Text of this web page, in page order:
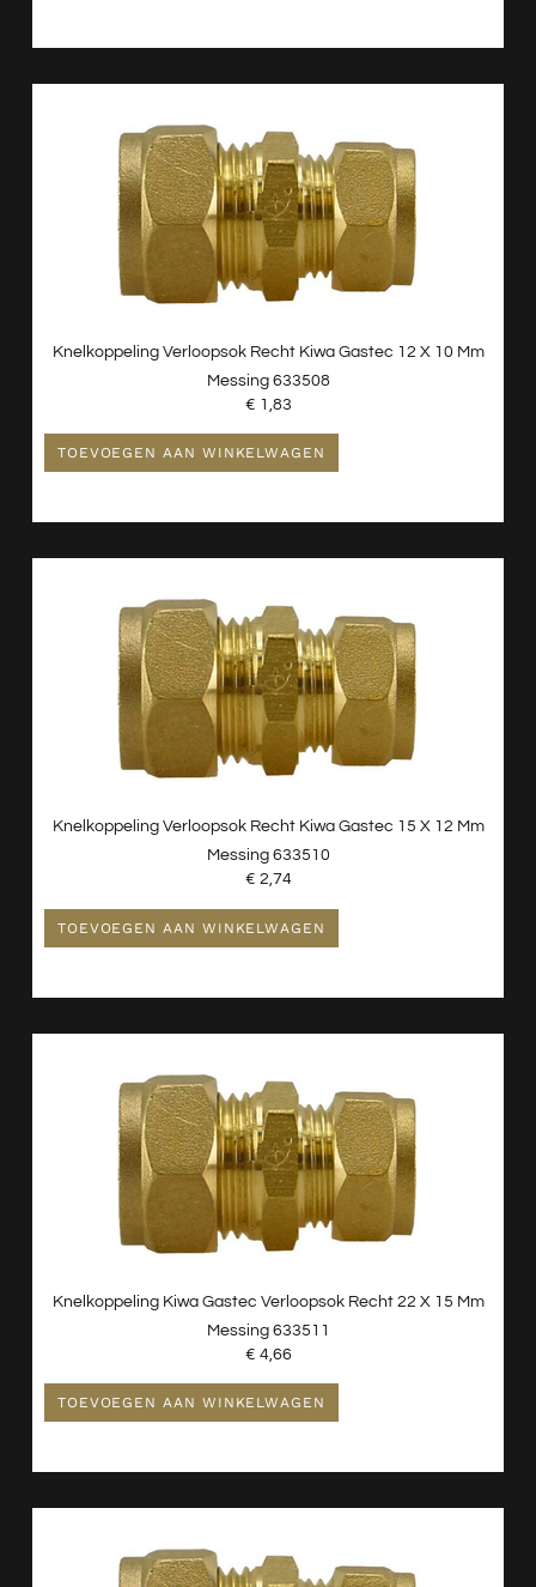
Knelkoppeling Verloopsok Recht Kiwa Gastec 12 X 10 Mm
Messing 633508
€ 1,83
TOEVOEGEN AAN WINKELWAGEN
Knelkoppeling Verloopsok Recht Kiwa Gastec 15 X 12 Mm
Messing 633510
€ 2,74
TOEVOEGEN AAN WINKELWAGEN
Knelkoppeling Kiwa Gastec Verloopsok Recht 22 X 15 Mm
Messing 633511
€ 4,66
TOEVOEGEN AAN WINKELWAGEN